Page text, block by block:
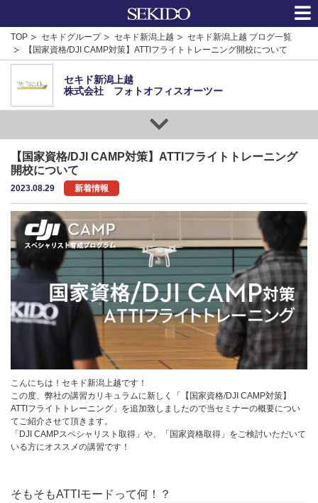
TOP セキドグループ セキド新潟上越
セキド新潟上越 ブログ一覧
【国家資格/DJI CAMP対策】ATTIフライトトレーニング開校について
セキド新潟上越
株式会社 フォトオフィスオーツー
【国家資格/DJI CAMP対策】ATTIフライトトレーニング
開校について
2023.08.29 新着情報
こんにちは！セキド新潟上越です！
この度、弊社の講習カリキュラムに新しく「【国家資格/DJI CAMP対策】
ATTIフライトトレーニング」を追加致しましたので当セミナーの概要につい
てご紹介させて頂きます。
「DJI CAMPスペシャリスト取得」や、「国家資格取得」をご検討いただいて
いる方にオススメの講習です！
そもそもATTIモードって何！？